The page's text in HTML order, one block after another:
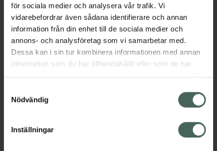
för sociala medier och analysera vår trafik. Vi
vidarebefordrar även sådana identifierare och annan
information från din enhet till de sociala medier och
annons- och analysföretag som vi samarbetar med.
Dessa kan i sin tur kombinera informationen med annan
information som du har tillhandahållit eller som de har
samlat in när du har använt deras tjänster. Samtycke till
återkalla ditt samtycke via webbplatsens
cookieinställningar. Ett återkallat samtycke påverkar inte
lagligheten av behandling som skett innan återkallelsen.
Nödvändig
Inställningar
Läs alltid bipacksedeln innan
användning.
EAN:07046264158555
Bipacksedel från FASS Visa